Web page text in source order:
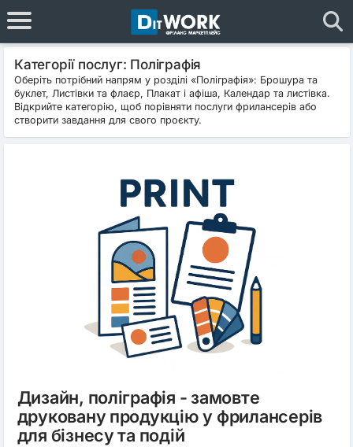
Категорії послуг: Поліграфія
Оберіть потрібний напрям у розділі «Поліграфія»: Брошура та
буклет, Листівки та флаєр, Плакат і афіша, Календар та листівка.
Відкрийте категорію, щоб порівняти послуги фрилансерів або
створити завдання для свого проєкту.
Дизайн, поліграфія - замовте
друковану продукцію у фрилансерів
для бізнесу та подій